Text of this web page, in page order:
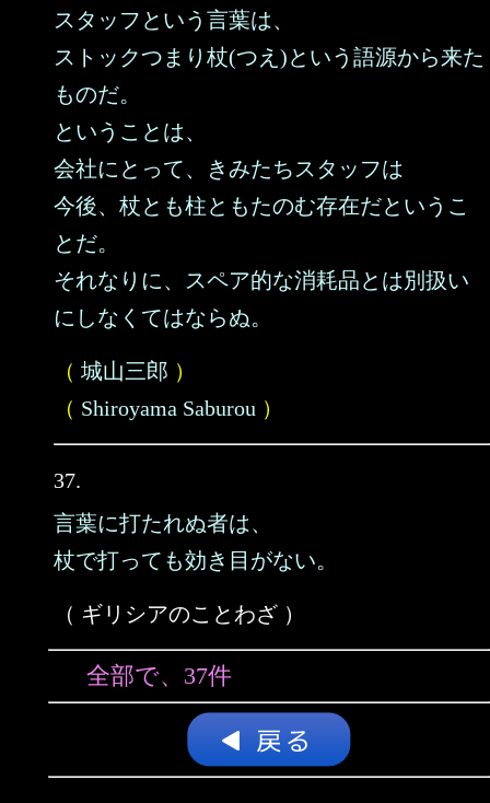
スタッフという言葉は、
ストックつまり杖(つえ)という語源から来た
ものだ。
ということは、
会社にとって、きみたちスタッフは
今後、杖とも柱ともたのむ存在だというこ
とだ。
それなりに、スペア的な消耗品とは別扱い
にしなくてはならぬ。
（ 城山三郎 ）
（ Shiroyama Saburou ）
37.
言葉に打たれぬ者は、
杖で打っても効き目がない。
（ ギリシアのことわざ ）
全部で、37件